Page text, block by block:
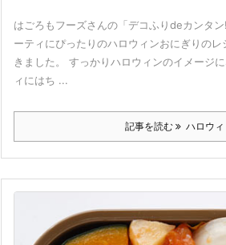
はごろもフーズさんの「デコふりdeカンタ
ーティにぴったりのハロウィンおにぎりの
きました。 すっかりハロウィンのイメージ
ィにはち ...
記事を読む ハロウィ